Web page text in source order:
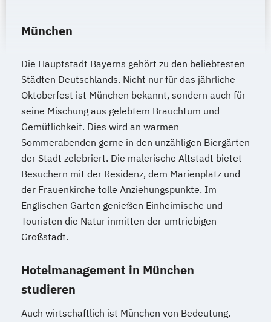
München
Die Hauptstadt Bayerns gehört zu den beliebtesten
Städten Deutschlands. Nicht nur für das jährliche
Oktoberfest ist München bekannt, sondern auch für
seine Mischung aus gelebtem Brauchtum und
Gemütlichkeit. Dies wird an warmen
Sommerabenden gerne in den unzähligen Biergärten
der Stadt zelebriert. Die malerische Altstadt bietet
Besuchern mit der Residenz, dem Marienplatz und
der Frauenkirche tolle Anziehungspunkte. Im
Englischen Garten genießen Einheimische und
Touristen die Natur inmitten der umtriebigen
Großstadt.
Hotelmanagement in München
studieren
Auch wirtschaftlich ist München von Bedeutung.